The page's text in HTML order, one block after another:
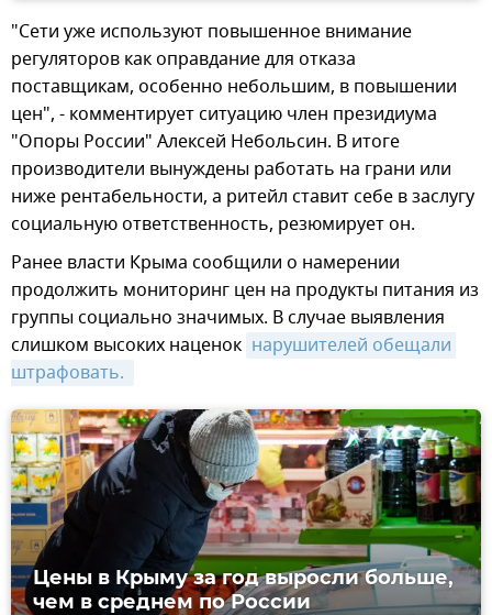
"Сети уже используют повышенное внимание
регуляторов как оправдание для отказа
поставщикам, особенно небольшим, в повышении
цен", - комментирует ситуацию член президиума
"Опоры России" Алексей Небольсин. В итоге
производители вынуждены работать на грани или
ниже рентабельности, а ритейл ставит себе в заслугу
социальную ответственность, резюмирует он.
Ранее власти Крыма сообщили о намерении
продолжить мониторинг цен на продукты питания из
группы социально значимых. В случае выявления
слишком высоких наценок нарушителей обещали
штрафовать.
Цены в Крыму за год выросли больше,
чем в среднем по России